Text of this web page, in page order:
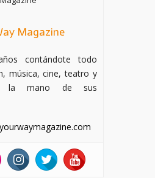
Magazine
contándote todo
música, cine, teatro y
la mano de sus